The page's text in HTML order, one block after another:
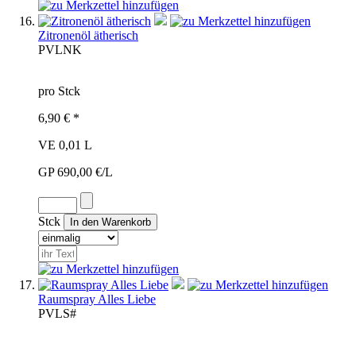
Zitronenöl ätherisch
PVLNK
pro Stck
6,90 € *
VE 0,01 L
GP 690,00 €/L
Stck
Raumspray Alles Liebe
PVLS#